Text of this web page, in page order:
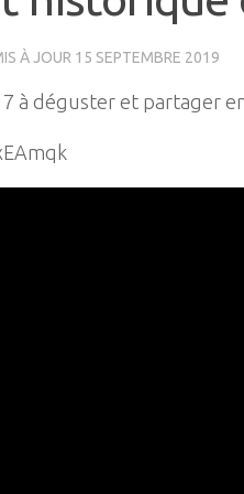
À JOUR 15 SEPTEMBRE 2019
à déguster et partager